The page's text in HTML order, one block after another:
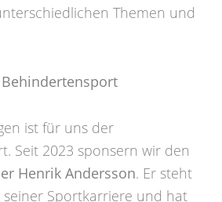
Themen und
ist für uns der
Seit 2023 sponsern wir den
Henrik Andersson. Er steht
Sportkarriere und hat